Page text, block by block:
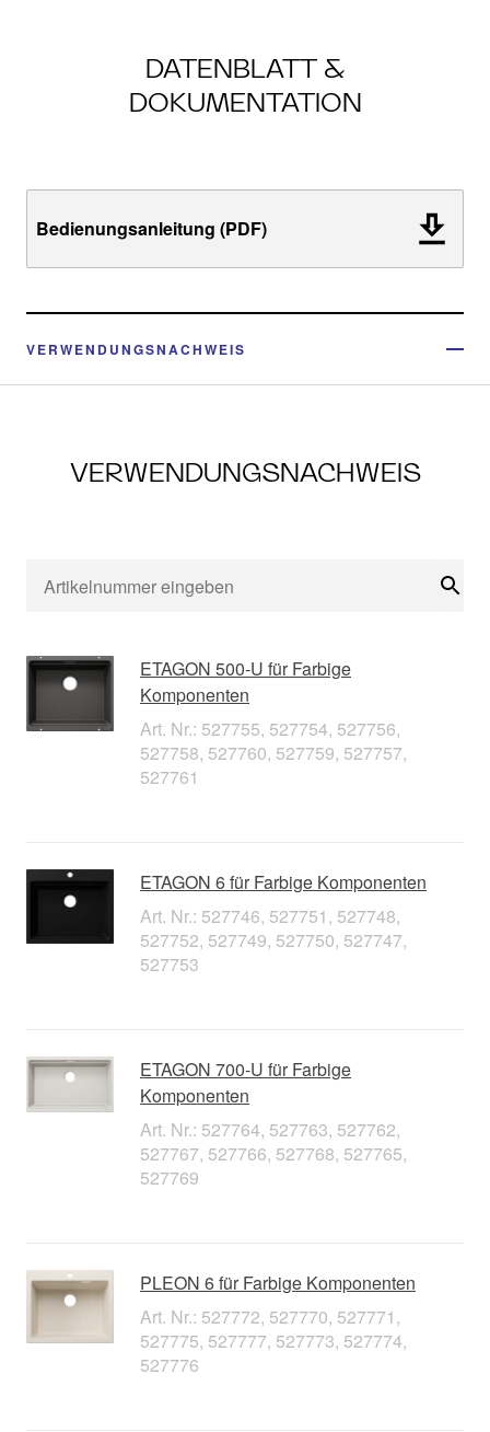
DATENBLATT &
DOKUMENTATION
Bedienungsanleitung (PDF)
VERWENDUNGSNACHWEIS
VERWENDUNGSNACHWEIS
ETAGON 500-U für Farbige
Komponenten
Art. Nr.: 527755, 527754, 527756,
527758, 527760, 527759, 527757,
527761
ETAGON 6 für Farbige Komponenten
Art. Nr.: 527746, 527751, 527748,
527752, 527749, 527750, 527747,
527753
ETAGON 700-U für Farbige
Komponenten
Art. Nr.: 527764, 527763, 527762,
527767, 527766, 527768, 527765,
527769
PLEON 6 für Farbige Komponenten
Art. Nr.: 527772, 527770, 527771,
527775, 527777, 527773, 527774,
527776